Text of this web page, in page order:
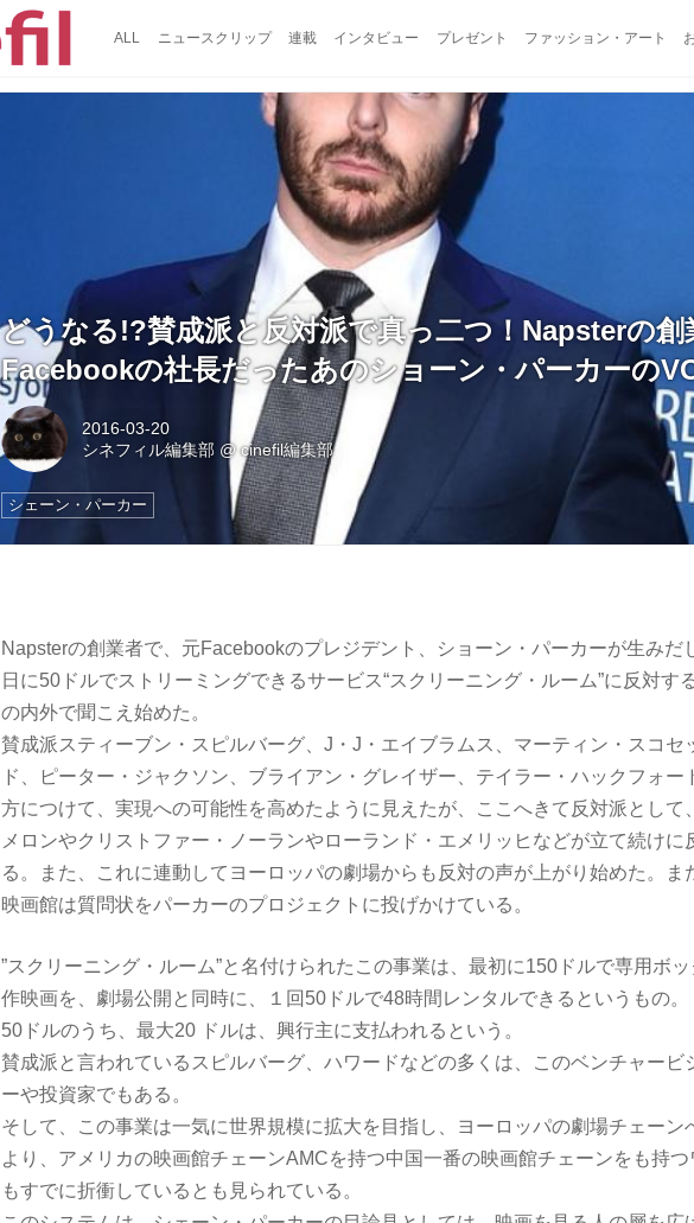
ALL ニュースクリップ 連載 インタビュー プレゼント ファッション・アート
どうなる!?賛成派と反対派で真っ二つ！Napsterの創
Facebookの社長だったあのショーン・パーカーの
2016-03-20
シネフィル編集部 @cinefil編集部
シェーン・パーカー
Napsterの創業者で、元Facebookのプレジデント、ショーン・パーカーが生みだ
日に50ドルでストリーミングできるサービス“スクリーニング・ルーム”に反対す
の内外で聞こえ始めた。
賛成派スティーブン・スピルバーグ、J・J・エイブラムス、マーティン・スコセ
ド、ピーター・ジャクソン、ブライアン・グレイザー、テイラー・ハックフォー
方につけて、実現への可能性を高めたように見えたが、ここへきて反対派として
メロンやクリストファー・ノーランやローランド・エメリッヒなどが立て続けに
る。また、これに連動してヨーロッパの劇場からも反対の声が上がり始めた。ま
映画館は質問状をパーカーのプロジェクトに投げかけている。
”スクリーニング・ルーム”と名付けられたこの事業は、最初に150ドルで専用ボ
作映画を、劇場公開と同時に、１回50ドルで48時間レンタルできるというもの。
50ドルのうち、最大20 ドルは、興行主に支払われるという。
賛成派と言われているスピルバーグ、ハワードなどの多くは、このベンチャービ
ーや投資家でもある。
そして、この事業は一気に世界規模に拡大を目指し、ヨーロッパの劇場チェーン
より、アメリカの映画館チェーンAMCを持つ中国一番の映画館チェーンをも持
もすでに折衝しているとも見られている。